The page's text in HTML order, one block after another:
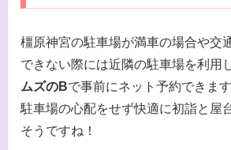
橿原神宮の駐車場が満車の場合や交
できない際には近隣の駐車場を利用
ムズのBで事前にネット予約できま
駐車場の心配をせず快適に初詣と屋
そうですね！